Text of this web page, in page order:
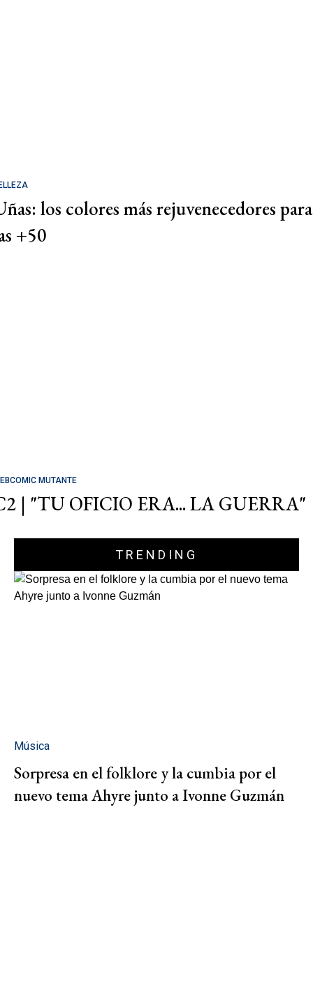
los colores más rejuvenecedores para
+50
MUTANTE
| "TU OFICIO ERA... LA GUERRA"
TRENDING
Música
Sorpresa en el folklore y la cumbia por el
nuevo tema Ahyre junto a Ivonne Guzmán